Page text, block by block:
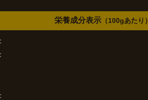
栄養成分表示（100gあたり）